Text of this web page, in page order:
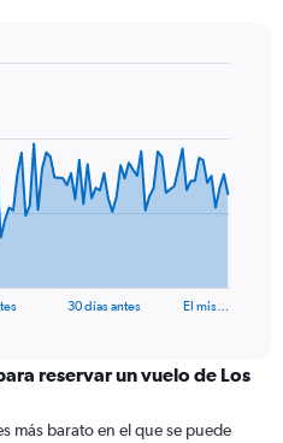
30 días antes El mis…
reservar un vuelo de Los
más barato en el que se puede